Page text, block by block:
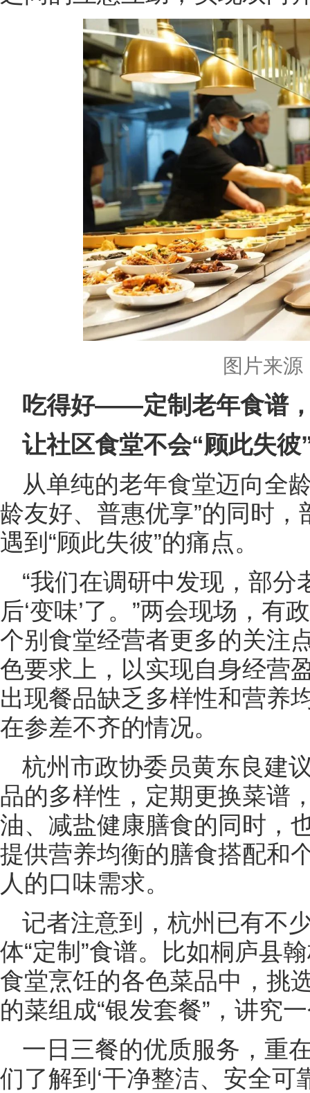
图片来
吃得好——定制老年食谱
让社区食堂不会“顾此失彼
从单纯的老年食堂迈向全
龄友好、普惠优享”的同时
遇到“顾此失彼”的痛点。
“我们在调研中发现，部
后‘变味’了。”两会现场，
个别食堂经营者更多的关注
色要求上，以实现自身经营
出现餐品缺乏多样性和营养
在参差不齐的情况。
杭州市政协委员黄东良建
品的多样性，定期更换菜谱
油、减盐健康膳食的同时，
提供营养均衡的膳食搭配和
人的口味需求。
记者注意到，杭州已有不
体“定制”食谱。比如桐庐县
食堂烹饪的各色菜品中，挑
的菜组成“银发套餐”，讲究
一日三餐的优质服务，重
们了解到‘干净整洁、安全可